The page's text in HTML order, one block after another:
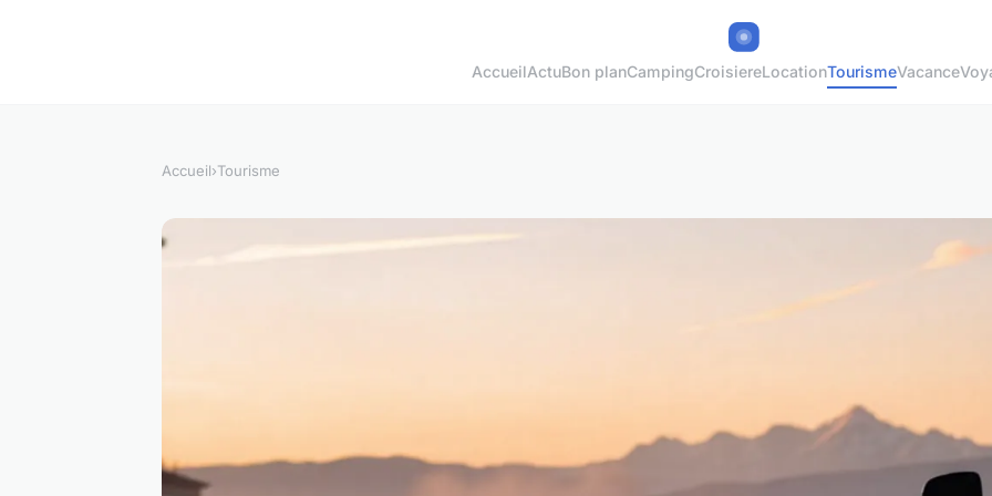
AccueilActuBon planCampingCroisiereLocationTourismeVacance
Accueil›Tourisme